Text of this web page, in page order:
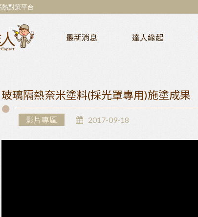
對策平台
最新消息 達人緣起
玻璃隔熱奈米塗料(採光罩專用)施塗成果
影片專區 2017-09-18